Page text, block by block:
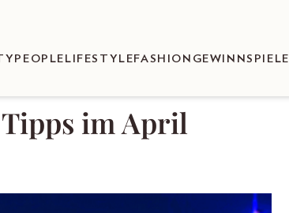
PEOPLE LIFESTYLEFASHION GEWINNSPIELE
im April